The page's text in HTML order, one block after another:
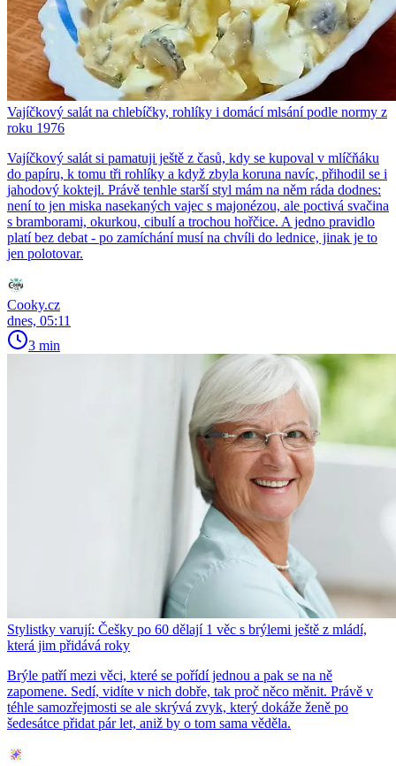
Vajíčkový salát na chlebíčky, rohlíky i domácí mlsání podle normy z
roku 1976
Vajíčkový salát si pamatuji ještě z časů, kdy se kupoval v mlíčňáku
do papíru, k tomu tři rohlíky a když zbyla koruna navíc, přihodil se i
jahodový koktejl. Právě tenhle starší styl mám na něm ráda dodnes:
není to jen miska nasekaných vajec s majonézou, ale poctivá svačina
s bramborami, okurkou, cibulí a trochou hořčice. A jedno pravidlo
platí bez debat - po zamíchání musí na chvíli do lednice, jinak je to
jen polotovar.
Cooky.cz
dnes, 05:11
3 min
Stylistky varují: Češky po 60 dělají 1 věc s brýlemi ještě z mládí,
která jim přidává roky
Brýle patří mezi věci, které se pořídí jednou a pak se na ně
zapomene. Sedí, vidíte v nich dobře, tak proč něco měnit. Právě v
téhle samozřejmosti se ale skrývá zvyk, který dokáže ženě po
šedesátce přidat pár let, aniž by o tom sama věděla.